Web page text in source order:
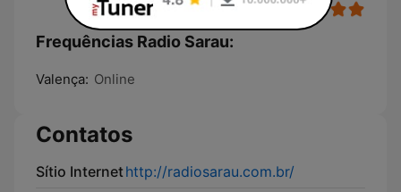
Frequências Radio Sarau:
Valença: Online
Contatos
Sítio Internethttp://radiosarau.com.br/